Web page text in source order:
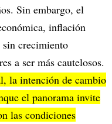
Sin embargo, el
inflación
sin crecimiento
a ser más cautelosos.
la intención de cambio
el panorama invite
las condiciones